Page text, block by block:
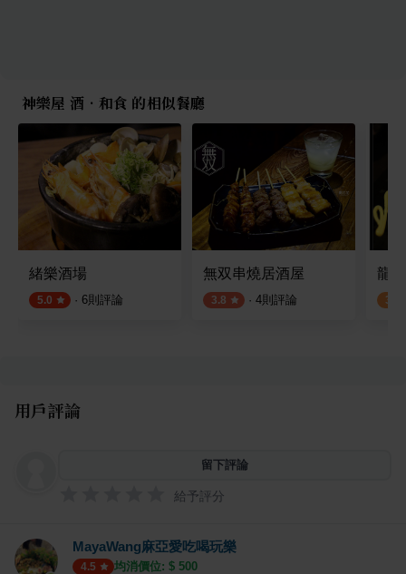
神樂屋 酒•和食 的相似餐廳
緒樂酒場
5.0 · 6則評論
無双串燒居酒屋
3.8 · 4則評論
龍
3.2
用戶評論
留下評論
給予評分
MayaWang麻亞愛吃喝玩樂
4.5 均消價位: $ 500